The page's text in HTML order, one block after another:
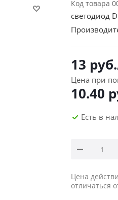
Код товара
светодиод
13 руб.
Цена при
10.40
Есть в
Цена
отличаться